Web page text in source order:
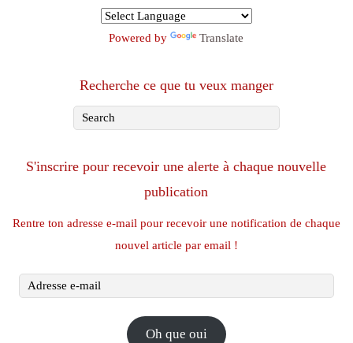
Powered by Translate
Recherche ce que tu veux manger
S'inscrire pour recevoir une alerte à chaque nouvelle
publication
Rentre ton adresse e-mail pour recevoir une notification de chaque
nouvel article par email !
Adresse
Oh que oui